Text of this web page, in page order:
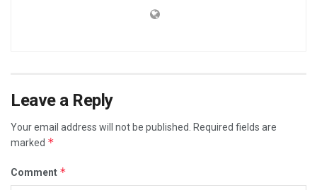
Leave a Reply
Your email address will not be published.
Required fields are
marked *
Comment *